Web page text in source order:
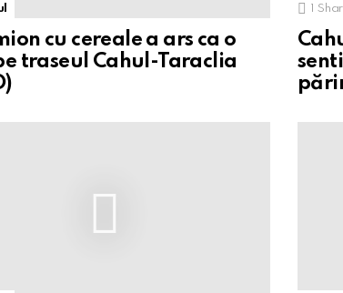
cu cereale a ars ca o
traseul Cahul-Taraclia
1